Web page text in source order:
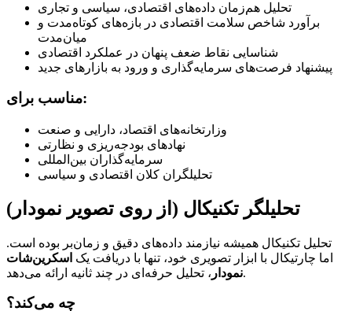
تحلیل هم‌زمان داده‌های اقتصادی، سیاسی و تجاری
برآورد شاخص سلامت اقتصادی در بازه‌های کوتاه‌مدت و
میان‌مدت
شناسایی نقاط ضعف پنهان در عملکرد اقتصادی
پیشنهاد فرصت‌های سرمایه‌گذاری و ورود به بازارهای جدید
مناسب برای:
وزارتخانه‌های اقتصاد، دارایی و صنعت
نهادهای بودجه‌ریزی و نظارتی
سرمایه‌گذاران بین‌المللی
تحلیلگران کلان اقتصادی و سیاسی
تحلیلگر تکنیکال (از روی تصویر نمودار)
تحلیل تکنیکال همیشه نیازمند داده‌های دقیق و زمان‌بر بوده است.
اما چارتیکال با ابزار تصویری خود، تنها با دریافت یک اسکرین‌شات
نمودار، تحلیل حرفه‌ای در چند ثانیه ارائه می‌دهد.
چه می‌کند؟